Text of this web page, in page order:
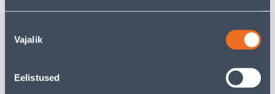
valik
Vajalik
Eelistused
100TK
9.86 €